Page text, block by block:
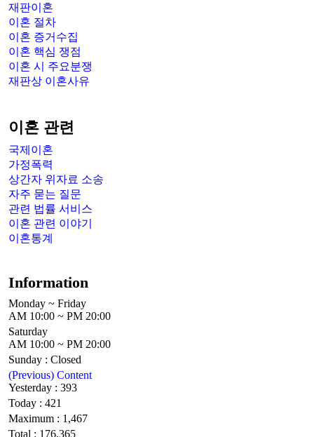
재판이혼
이혼 절차
이혼 증거수집
이혼 핵심 쟁점
이혼 시 주요분쟁
재판상 이혼사유
이혼 관련
국제이혼
가정폭력
상간자 위자료 소송
자주 묻는 질문
관련 법률 서비스
이혼 관련 이야기
이혼통계
Information
Monday ~ Friday
AM 10:00 ~ PM 20:00
Saturday
AM 10:00 ~ PM 20:00
Sunday : Closed
(Previous) Content
Yesterday : 393
Today : 421
Maximum : 1,467
Total : 176,365